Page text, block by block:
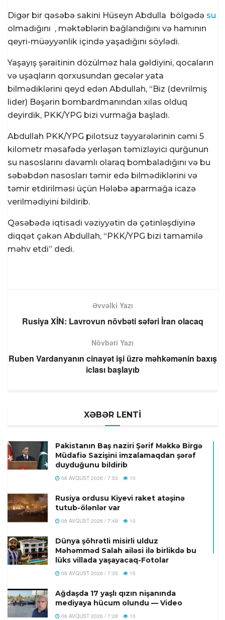
Digər bir qəsəbə sakini Hüseyn Abdulla bölgədə su
olmadığını , məktəblərin bağlandığını və hamının
qeyri-müəyyənlik içində yaşadığını söylədi.
Yaşayış şəraitinin dözülməz hala gəldiyini, qocaların
və uşaqların qorxusundan gecələr yata
bilmədiklərini qeyd edən Abdullah, “Biz (devrilmiş
lider) Bəşərin bombardmanından xilas olduq
deyirdik, PKK/YPG bizi vurmağa başladı.
Abdullah PKK/YPG pilotsuz təyyarələrinin cəmi 5
kilometr məsafədə yerləşən təmizləyici qurğunun
su nasoslarını davamlı olaraq bombaladığını və bu
səbəbdən nasosları təmir edə bilmədiklərini və
təmir etdirilməsi üçün Hələbə aparmağa icazə
verilmədiyini bildirib.
Qəsəbədə iqtisadi vəziyyətin də çətinləşdiyinə
diqqət çəkən Abdullah, “PKK/YPG bizi tamamilə
məhv etdi” dedi.
Əvvəlki Yazı
Rusiya XİN: Lavrovun növbəti səfəri İran olacaq
Növbəti Yazı
Ruben Vardanyanın cinayət işi üzrə məhkəmənin baxış
iclası başlayıb
XƏBƏR LENTİ
Pakistanın Baş naziri Şərif Məkkə Birgə
Müdafiə Sazişini imzalamaqdan şərəf
duyduğunu bildirib
08 AVQUST 2026 / 7:53 10
Rusiya ordusu Kiyevi raket atəşinə
tutub-ölənlər var
08 AVQUST 2026 / 7:49 10
Dünya şöhrətli misirli ulduz
Məhəmməd Salah ailəsi ilə birlikdə bu
lüks villada yaşayacaq-Fotolar
08 AVQUST 2026 / 7:35 15
Ağdaşda 17 yaşlı qızın nişanında
mediyaya hücum olundu — Video
08 AVQUST 2026 / 7:28 10